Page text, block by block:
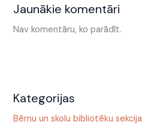
Jaunākie komentāri
Nav komentāru, ko parādīt.
Kategorijas
Bērnu un skolu bibliotēku sekcija